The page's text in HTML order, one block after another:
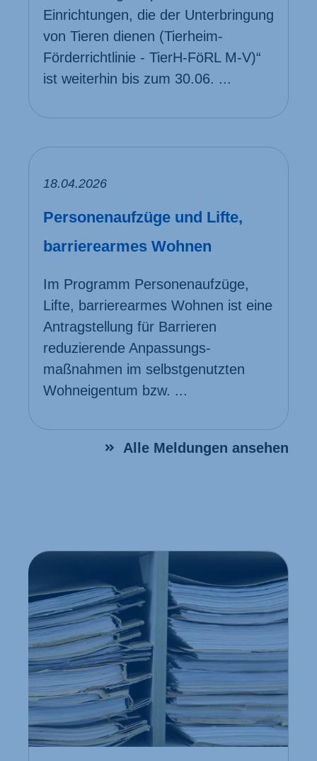
Einrichtungen, die der Unterbringung
von Tieren dienen (Tierheim-
Förderrichtlinie - TierH-FöRL M-V)“
ist weiterhin bis zum 30.06. ...
18.04.2026
Personenaufzüge und Lifte,
barrierearmes Wohnen
Im Programm Persone­naufzüge,
Lifte, barriere­armes Wohnen ist eine
Antrag­stellung für Barrieren
reduzierende Anpassungs­
maßnahmen im selbst­genutzten
Wohn­eigentum bzw. ...
Alle Meldungen ansehen